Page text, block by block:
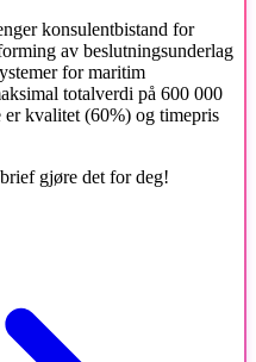
konsulentbistand for
av beslutningsunderlag
for maritim
totalverdi på 600 000
kvalitet (60%) og timepris
gjøre det for deg!